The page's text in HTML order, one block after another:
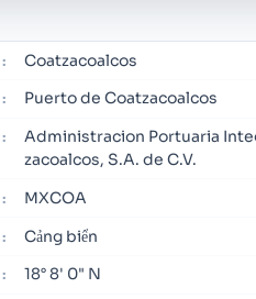
: Coatzacoalcos
: Puerto de Coatzacoalcos
:
Administracion Portuaria
zacoalcos, S.A. de C.V.
: MXCOA
: Cảng biển
: 18° 8' 0" N